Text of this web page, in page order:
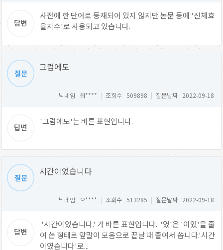
사전에 한 단어로 등재되어 있지 않지만 논문 등에 '신체효
율지수'로 사용되고 있습니다.
그럼에도
닉네임 최**** | 조회수 509898 | 질문날짜 2022-09-18
'그럼에도'는 바른 표현입니다.
시간이었습니다
닉네임 으**** | 조회수 513285 | 질문날짜 2022-09-18
'시간이었습니다.' 가 바른 표현입니다. '였'은 '이었'을 줄
여 쓴 형태로 앞말이 모음으로 끝날 때 줄여서 씁니다.'시간
이였습니다'로...